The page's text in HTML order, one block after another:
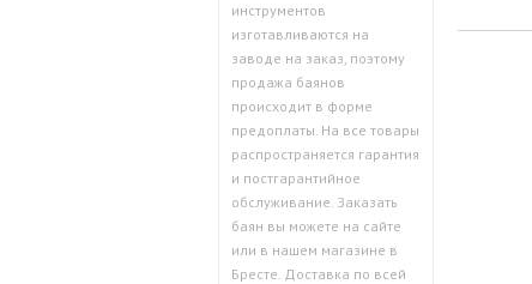
инструментов
изготавливаются на
заводе на заказ, поэтому
продажа баянов
происходит в форме
предоплаты. На все товары
распространяется гарантия
и постгарантийное
обслуживание. Заказать
баян вы можете на сайте
или в нашем магазине в
Бресте. Доставка по всей